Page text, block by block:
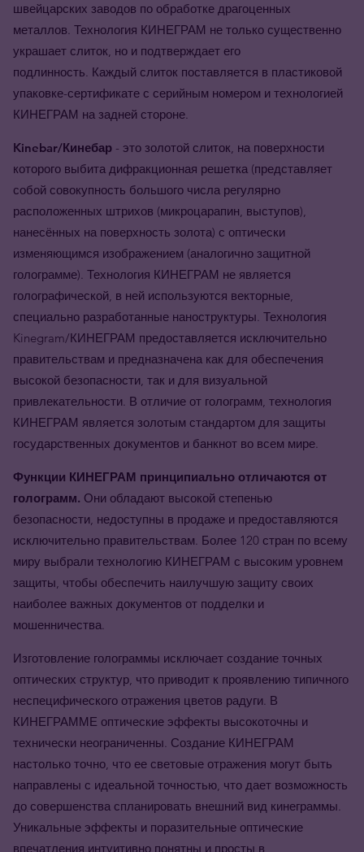
швейцарских заводов по обработке драгоценных
металлов. Технология КИНЕГРАМ не только существенно
украшает слиток, но и подтверждает его
подлинность. Каждый слиток поставляется в пластиковой
упаковке-сертификате с серийным номером и технологией
КИНЕГРАМ на задней стороне.
Kinebar/Кинебар - это золотой слиток, на поверхности
которого выбита дифракционная решетка (представляет
собой совокупность большого числа регулярно
расположенных штрихов (микроцарапин, выступов),
нанесённых на поверхность золота) с оптически
изменяющимся изображением (аналогично защитной
голограмме). Технология КИНЕГРАМ не является
голографической, в ней используются векторные,
специально разработанные наноструктуры. Технология
Kinegram/КИНЕГРАМ предоставляется исключительно
правительствам и предназначена как для обеспечения
высокой безопасности, так и для визуальной
привлекательности. В отличие от голограмм, технология
КИНЕГРАМ является золотым стандартом для защиты
государственных документов и банкнот во всем мире.
Функции КИНЕГРАМ принципиально отличаются от
голограмм. Они обладают высокой степенью
безопасности, недоступны в продаже и предоставляются
исключительно правительствам. Более 120 стран по всему
миру выбрали технологию КИНЕГРАМ с высоким уровнем
защиты, чтобы обеспечить наилучшую защиту своих
наиболее важных документов от подделки и
мошенничества.
Изготовление голограммы исключает создание точных
оптических структур, что приводит к проявлению типичного
неспецифического отражения цветов радуги. В
КИНЕГРАММЕ оптические эффекты высокоточны и
технически неограниченны. Создание КИНЕГРАМ
настолько точно, что ее световые отражения могут быть
направлены с идеальной точностью, что дает возможность
до совершенства спланировать внешний вид кинеграммы.
Уникальные эффекты и поразительные оптические
впечатления интуитивно понятны и просты в